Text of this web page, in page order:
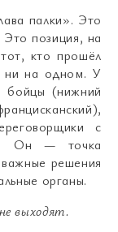
палки». Это
позиция, на
кто прошёл
ни на одном. У
бойцы (нижний
с
Он — точка
решения
органы.
выходят.